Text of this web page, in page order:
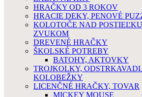
HRAČKY OD 3 ROKOV
HRACIE DEKY, PENOVÉ
KOLOTOČE NAD
ZVUKOM
DREVENÉ HRAČKY
ŠKOLSKÉ POTREBY
BATOHY, AKTOVKY
TROJKOLKY,
KOLOBEŽKY
LICENČNÉ HRAČKY, TOVAR
MICKEY MOUSE